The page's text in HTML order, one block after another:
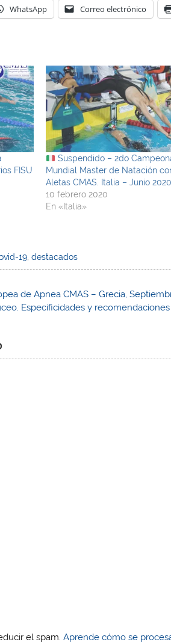
WhatsApp Correo electrónico
FISU
Suspendido – 2do
Mundial Master de Natación
Aletas CMAS. Italia – Junio 2020
10 febrero 2020
En «Italia»
19, destacados
de Apnea CMAS – Grecia,
Especificidades y
el spam.Aprende cómo se